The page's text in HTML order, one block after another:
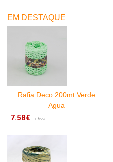
EM DESTAQUE
Rafia Deco 200mt Verde
Agua
7.58€ c/iva